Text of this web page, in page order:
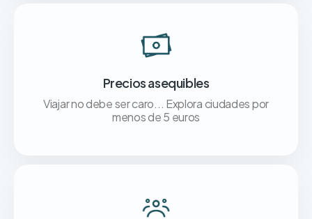
Precios asequibles
Viajar no debe ser caro... Explora ciudades por
menos de 5 euros